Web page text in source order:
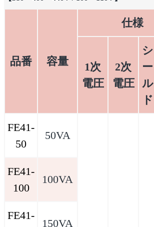
品番 容量
仕様
1次
電圧
2次
電圧
シ
ー
ル
ド
FE41-
50
50VA
FE41-
100
100VA
FE41-
150VA